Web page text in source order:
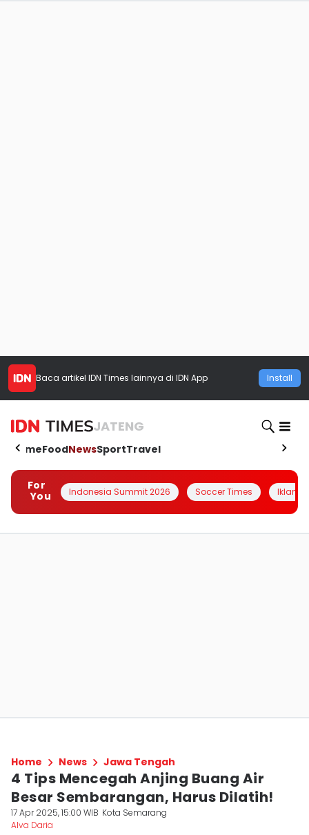
Baca artikel IDN Times lainnya di IDN App Install
JATENG
HomeFoodNewsSportTravel
For
You
Indonesia Summit 2026 Soccer Times Iklanin
Home News Jawa Tengah
4 Tips Mencegah Anjing Buang Air
Besar Sembarangan, Harus Dilatih!
17 Apr 2025, 15:00 WIB Kota Semarang
Alva Daria